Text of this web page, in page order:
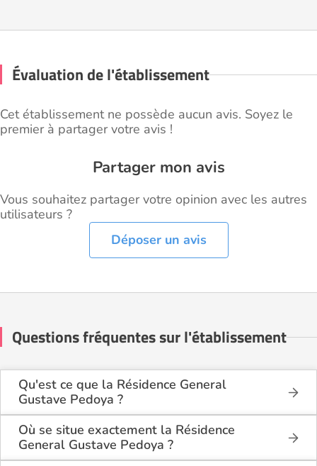
Évaluation de l'établissement
Cet établissement ne possède aucun avis. Soyez le
premier à partager votre avis !
Partager mon avis
Vous souhaitez partager votre opinion avec les autres
utilisateurs ?
Déposer un avis
Questions fréquentes sur l'établissement
Qu'est ce que la Résidence General
Gustave Pedoya ?
La Résidence General Gustave Pedoya est une
maison de retraite médicalisée de type
hébergement permanent , située à La Bastide-de-
Sérou (09240).
Où se situe exactement la Résidence
General Gustave Pedoya ?
La Résidence General Gustave Pedoya est située